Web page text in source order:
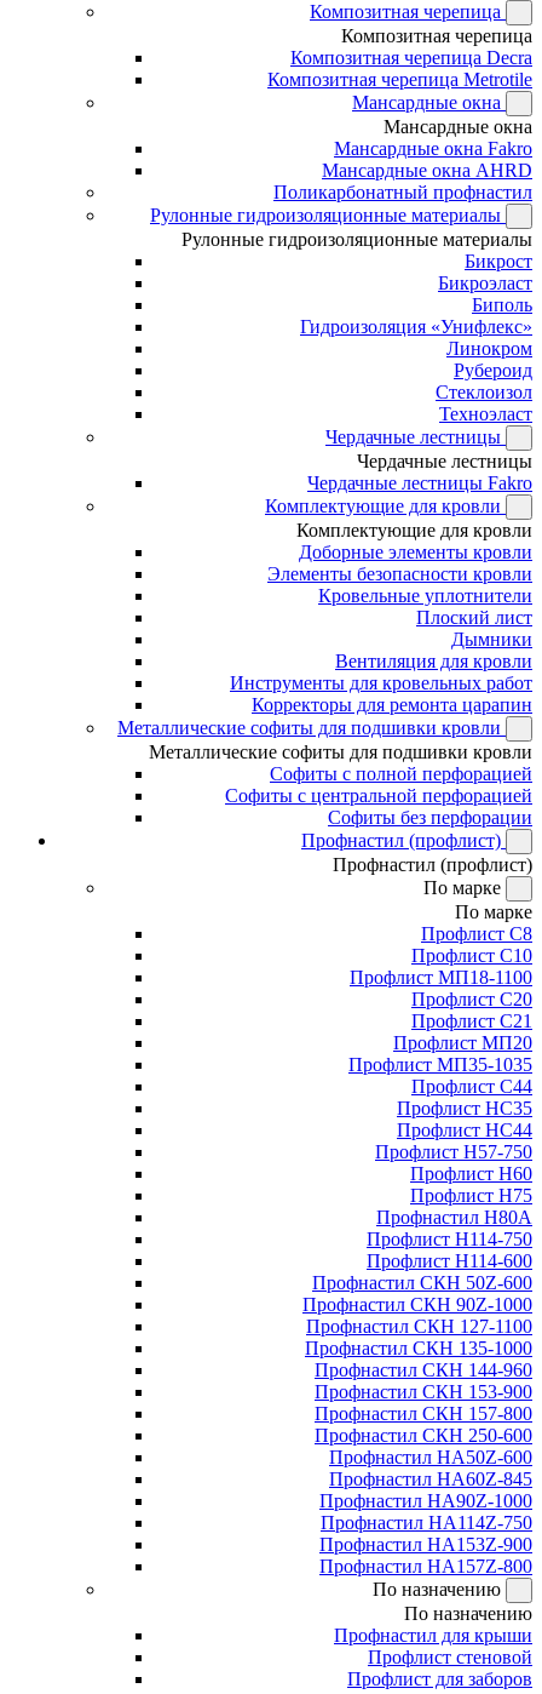
Композитная черепица
Композитная черепица
Композитная черепица Decra
Композитная черепица Metrotile
Мансардные окна
Мансардные окна
Мансардные окна Fakro
Мансардные окна AHRD
Поликарбонатный профнастил
Рулонные гидроизоляционные материалы
Рулонные гидроизоляционные материалы
Бикрост
Бикроэласт
Биполь
Гидроизоляция «Унифлекс»
Линокром
Рубероид
Стеклоизол
Техноэласт
Чердачные лестницы
Чердачные лестницы
Чердачные лестницы Fakro
Комплектующие для кровли
Комплектующие для кровли
Доборные элементы кровли
Элементы безопасности кровли
Кровельные уплотнители
Плоский лист
Дымники
Вентиляция для кровли
Инструменты для кровельных работ
Корректоры для ремонта царапин
Металлические софиты для подшивки кровли
Металлические софиты для подшивки кровли
Софиты с полной перфорацией
Софиты с центральной перфорацией
Софиты без перфорации
Профнастил (профлист)
Профнастил (профлист)
По марке
По марке
Профлист С8
Профлист С10
Профлист МП18-1100
Профлист С20
Профлист С21
Профлист МП20
Профлист МП35-1035
Профлист С44
Профлист НС35
Профлист НС44
Профлист Н57-750
Профлист Н60
Профлист Н75
Профнастил Н80А
Профлист Н114-750
Профлист Н114-600
Профнастил СКН 50Z-600
Профнастил СКН 90Z-1000
Профнастил СКН 127-1100
Профнастил СКН 135-1000
Профнастил СКН 144-960
Профнастил СКН 153-900
Профнастил СКН 157-800
Профнастил СКН 250-600
Профнастил НА50Z-600
Профнастил НА60Z-845
Профнастил НА90Z-1000
Профнастил НА114Z-750
Профнастил НА153Z-900
Профнастил НА157Z-800
По назначению
По назначению
Профнастил для крыши
Профлист стеновой
Профлист для заборов